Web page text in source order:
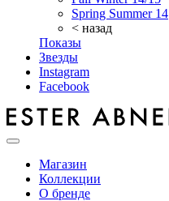
Spring Summer 14
< назад
Показы
Звезды
Instagram
Facebook
Магазин
Коллекции
О бренде